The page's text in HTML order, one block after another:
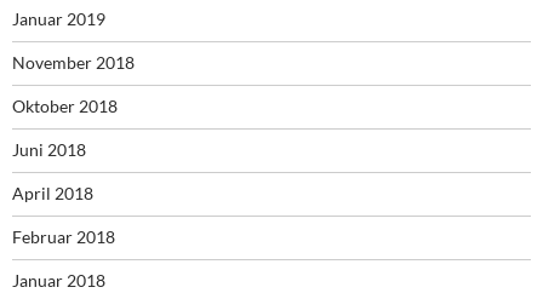
Januar 2019
November 2018
Oktober 2018
Juni 2018
April 2018
Februar 2018
Januar 2018